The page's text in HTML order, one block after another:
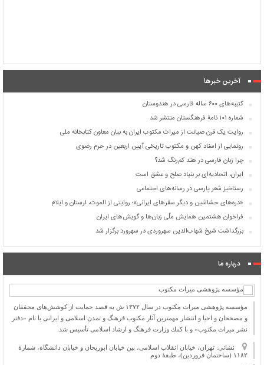
آخرین خبرها
کتیبه‌های ۶۰۰ ساله فارسی در هندوستان
شماره ۱۰۱ نامۀ فرهنگستان منتشر شد
روایت یک قرن صیانت از میراث مکتوب ایران به بیان معاون کتابخانه ملی
رونمایی از اسناد کهن و مکتوب تاریخی آیین اربعین در حرم رضوی
چرا زبان فارسی در هند کم‌رنگ شد؟
ایران، اتحادیه‌ای بر بنیاد صلح و عشق است
رستاخیز شعر پارسی در رسانه‌های اجتماعی
«دره‌های حشاشین و دیگر سفرهای ایرانی»؛ روایتی از الموت، لرستان و ایلام
فراخوان هشتمین همایش ملّی زبان‌ها و گویش‌های ایران
بزرگداشت شیخ شهاب‌الدین سهروردی در سهرورد برگزار شد
درباره ما
مؤسسه پژوهشی میراث مكتوب در سال ۱۳۷۲ ش به قصد حمایت از كوشش‌های محققان
و مصححان و احیا و انتشار مهمترین آثار مكتوب فرهنگ و تمدن اسلامی و ایرانی با نام «دفتر
نشر میراث مكتوب» و با كمك وزارت فرهنگ و ارشاد اسلامی تأسیس شد.
نشانی: تهران، خیابان انقلاب اسلامی، بین خیابان ابوریحان و خیابان دانشگاه، شمارۀ
۱۱۸۲ (ساختمان فروردین)، طبقۀ دوم